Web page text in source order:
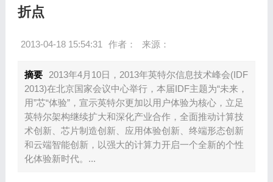
折点
2013-04-18 15:54:31 作者： 来源：
摘要
2013年4月10日，2013年英特尔信息技术峰会(IDF
2013)在北京国家会议中心举行，本届IDF主题为“未来，
用”芯“体验”，宣示英特尔更加以用户体验为核心，立足
英特尔架构继续扩大和深化产业合作，全面推动计算技
术创新、芯片制造创新、应用体验创新、终端形态创新
和云端智能创新，以强大的计算力开启一个全新的个性
化体验新时代。...